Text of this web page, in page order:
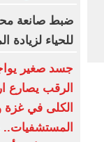
ضبط صانعة
للحياء لزيادة
جسد صغير
الرقب يصارع
الكلى في
المستشفيات..